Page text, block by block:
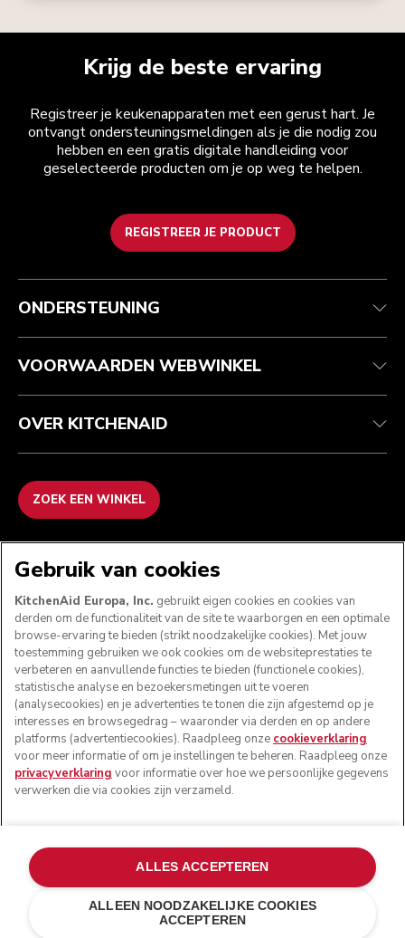
Krijg de beste ervaring
Registreer je keukenapparaten met een gerust hart. Je
ontvangt ondersteuningsmeldingen als je die nodig zou
hebben en een gratis digitale handleiding voor
geselecteerde producten om je op weg te helpen.
REGISTREER JE PRODUCT
Health check
Je bestelling volgen
Garantie en documenten
Veelgestelde vragen
Algemene voorwaarden
Retournering en terugbetaling
Imprint
ODR
Het merk
Zoek een winkel
ONDERSTEUNING
VOORWAARDEN WEBWINKEL
OVER KITCHENAID
ZOEK EEN WINKEL
VOLG ONS
© KitchenAid 2026 - Alle rechten voorbehouden.
KitchenAid en het design van de mixer zijn handelsmerken
in de Verenigde Staten en andere landen.
Mijn cookies beheren Privacyverklaring
Gebruik van cookies
KitchenAid Europa, Inc. gebruikt eigen cookies en cookies van
derden om de functionaliteit van de site te waarborgen en een optimale
browse-ervaring te bieden (strikt noodzakelijke cookies). Met jouw
toestemming gebruiken we ook cookies om de websiteprestaties te
verbeteren en aanvullende functies te bieden (functionele cookies),
statistische analyse en bezoekersmetingen uit te voeren
(analysecookies) en je advertenties te tonen die zijn afgestemd op je
interesses en browsegedrag – waaronder via derden en op andere
platforms (advertentiecookies). Raadpleeg onze cookieverklaring
voor meer informatie of om je instellingen te beheren. Raadpleeg onze
privacyverklaring voor informatie over hoe we persoonlijke gegevens
verwerken die via cookies zijn verzameld.
ALLEEN NOODZAKELIJKE COOKIES
ACCEPTEREN
ALLES ACCEPTEREN